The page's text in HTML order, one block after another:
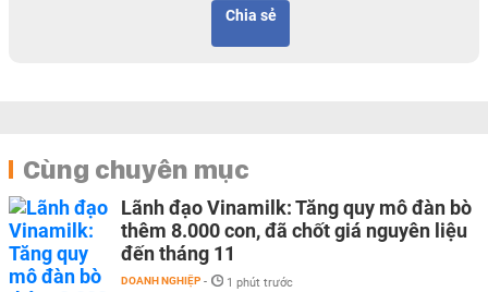
Chia sẻ
Cùng chuyên mục
Lãnh đạo Vinamilk: Tăng quy mô đàn bò
thêm 8.000 con, đã chốt giá nguyên liệu
đến tháng 11
DOANH NGHIỆP - 1 phút trước